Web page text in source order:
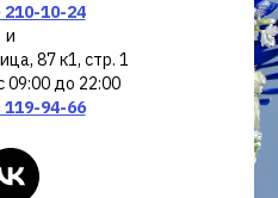
210-10-24
и
87 к1, стр. 1
09:00 до 22:00
119-94-66